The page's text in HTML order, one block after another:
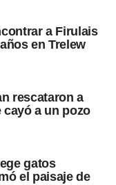
a Firulais
en Trelew
rescataron a
cayó a un pozo
gatos
el paisaje de